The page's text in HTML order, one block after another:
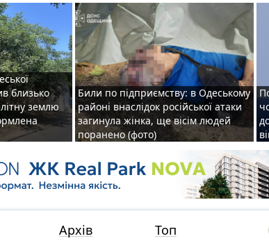
близько
землю
Били по підприємству: в Одеському
районі внаслідок російської атаки
загинула жінка, ще вісім людей
поранено (фото)
Архів Топ